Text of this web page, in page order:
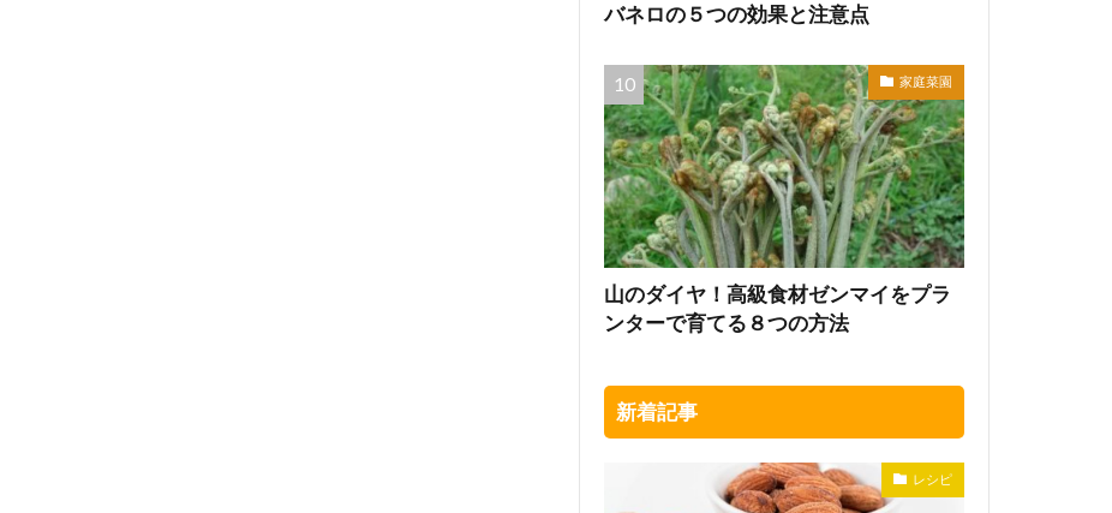
バネロの５つの効果と注意点
家庭菜園
山のダイヤ！高級食材ゼンマイをプラ
ンターで育てる８つの方法
新着記事
レシピ